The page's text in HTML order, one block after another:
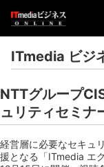
ITmedia ビジ
NTTグループ
ュリティセミナ
経営層に必要なセキュ
援となる「ITmedia エ